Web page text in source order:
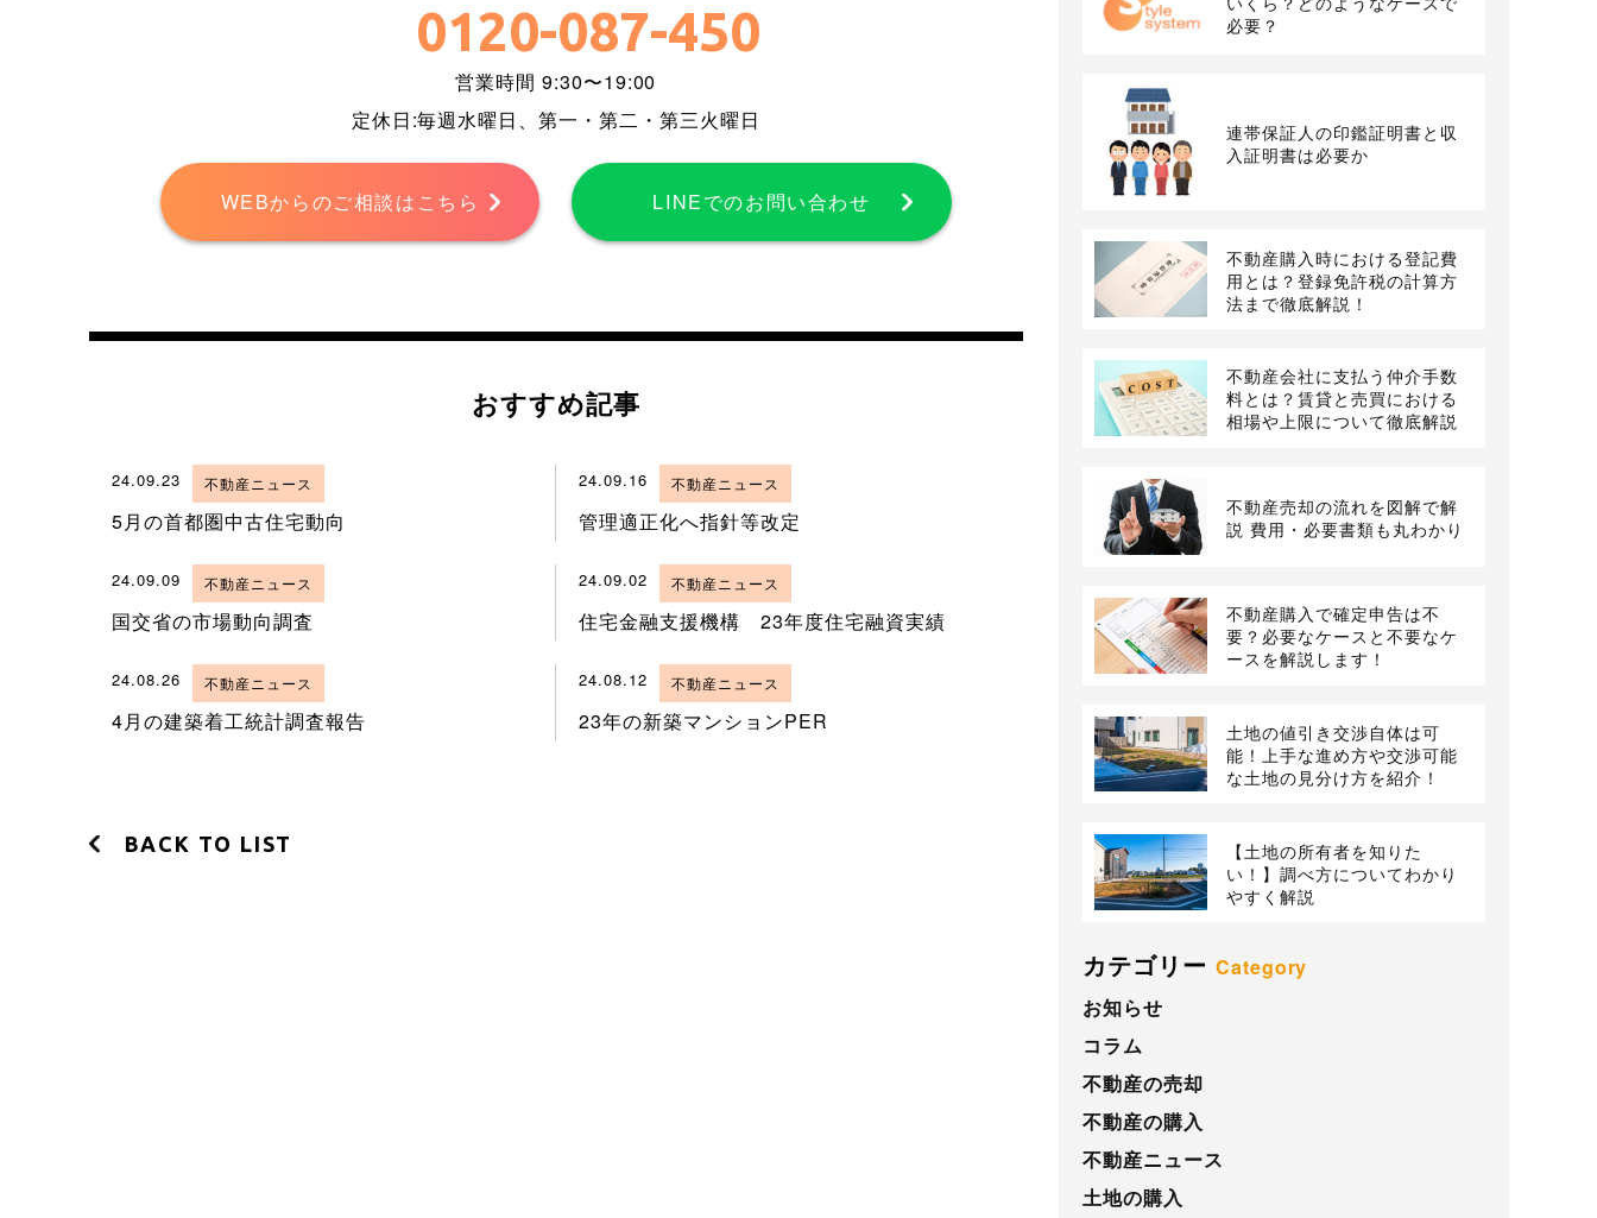
0120-087-450
営業時間 9:30〜19:00
定休日:毎週水曜日、第一・第二・第三火曜日
WEBからのご相談はこちら LINEでのお問い合わせ
おすすめ記事
24.09.23 不動産ニュース
5月の首都圏中古住宅動向
24.09.16 不動産ニュース
管理適正化へ指針等改定
24.09.09 不動産ニュース
国交省の市場動向調査
24.09.02 不動産ニュース
住宅金融支援機構 23年度住宅融資実績
24.08.26 不動産ニュース
4月の建築着工統計調査報告
24.08.12 不動産ニュース
23年の新築マンションPER
BACK TO LIST
必要？
連帯保証人の印鑑証明書と収
入証明書は必要か
不動産購入時における登記費
用とは？登録免許税の計算方
法まで徹底解説！
不動産会社に支払う仲介手数
料とは？賃貸と売買における
相場や上限について徹底解説
不動産売却の流れを図解で解
説 費用・必要書類も丸わかり
不動産購入で確定申告は不
要？必要なケースと不要なケ
ースを解説します！
土地の値引き交渉自体は可
能！上手な進め方や交渉可能
な土地の見分け方を紹介！
【土地の所有者を知りた
い！】調べ方についてわかり
やすく解説
カテゴリー Category
お知らせ
コラム
不動産の売却
不動産の購入
不動産ニュース
土地の購入